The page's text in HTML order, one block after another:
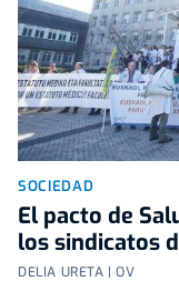
SOCIEDAD
El pacto de
los sindicatos
DELIA URETA | OV